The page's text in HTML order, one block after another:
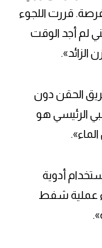
قررت اللجوء
لم أجد الوقت
الزائد».
الحقن دون
الرئيسي هو
أدوية
عملية شفط